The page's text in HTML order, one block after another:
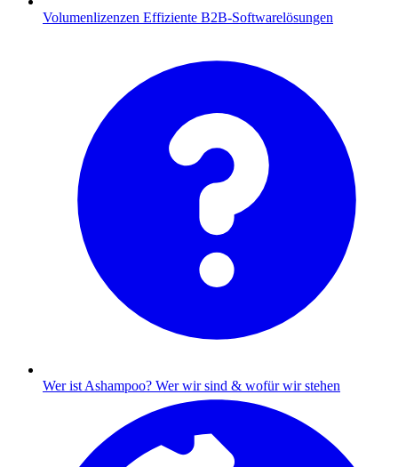
Volumenlizenzen Effiziente B2B-Softwarelösungen
Wer ist Ashampoo? Wer wir sind & wofür wir stehen